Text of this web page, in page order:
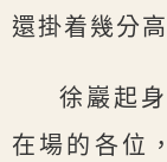
還掛着幾分
徐巖起
在場的各位